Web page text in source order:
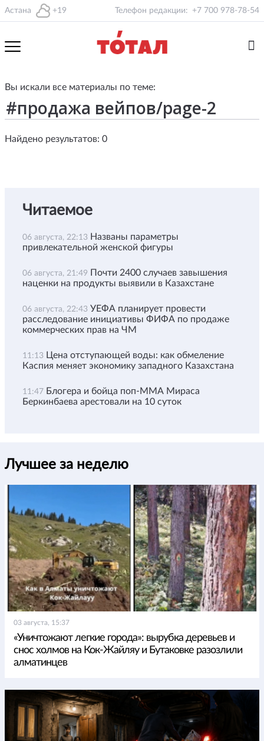
Астана +19 Телефон редакции: +7 700 978-78-54
Вы искали все материалы по теме:
Найдено результатов: 0
Читаемое
06 августа, 22:13 Названы параметры
привлекательной женской фигуры
06 августа, 21:49 Почти 2400 случаев завышения
наценки на продукты выявили в Казахстане
06 августа, 22:43 УЕФА планирует провести
расследование инициативы ФИФА по продаже
коммерческих прав на ЧМ
11:13 Цена отступающей воды: как обмеление
Каспия меняет экономику западного Казахстана
11:47 Блогера и бойца поп-ММА Мираса
Беркинбаева арестовали на 10 суток
Лучшее за неделю
03 августа, 15:37
«Уничтожают легкие города»: вырубка деревьев и
снос холмов на Кок-Жайляу и Бутаковке разозлили
алматинцев